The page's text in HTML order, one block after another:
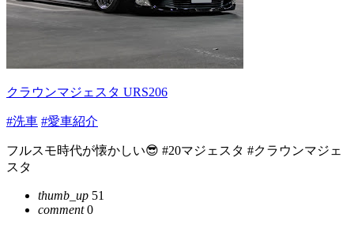
クラウンマジェスタ URS206
#洗車 #愛車紹介
フルスモ時代が懐かしい😎 #20マジェスタ #クラウンマジェ
スタ
thumb_up 51
comment0